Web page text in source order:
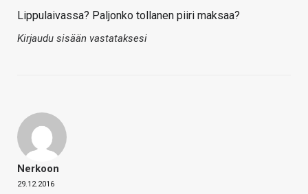
Lippulaivassa? Paljonko tollanen piiri maksaa?
Kirjaudu sisään vastataksesi
Nerkoon
29.12.2016